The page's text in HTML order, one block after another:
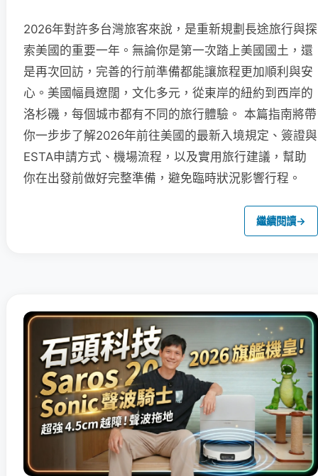
2026年對許多台灣旅客來說，是重新規劃長途旅行與探
索美國的重要一年。無論你是第一次踏上美國國土，還
是再次回訪，完善的行前準備都能讓旅程更加順利與安
心。美國幅員遼闊，文化多元，從東岸的紐約到西岸的
洛杉磯，每個城市都有不同的旅行體驗。 本篇指南將帶
你一步步了解2026年前往美國的最新入境規定、簽證與
ESTA申請方式、機場流程，以及實用旅行建議，幫助
你在出發前做好完整準備，避免臨時狀況影響行程。
繼續閱讀→